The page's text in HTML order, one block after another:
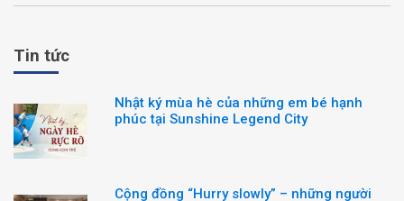
Tin tức
Nhật ký mùa hè của những em bé hạnh
phúc tại Sunshine Legend City
Cộng đồng “Hurry slowly” – những người